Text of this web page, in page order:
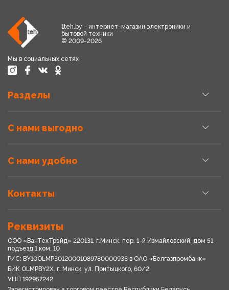
1teh.by - интернет-магазин электроники и
бытовой техники
© 2009-2026
Мы в социальных сетях
Разделы
С нами выгодно
С нами удобно
Контакты
Реквизиты
ООО «ВанТехТрэйд» 220131, г.Минск, пер. 1-й Измайловский, дом 51
подъезд 1,ком. 10
Р/С: BY10OLMP30120001089780000933 в OАО «Белгазпромбанк»
БИК OLMPBY2X. г. Минск, ул. Притыцкого, 60/2
УНП 192957242